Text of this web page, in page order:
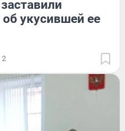
укусившей ее
2